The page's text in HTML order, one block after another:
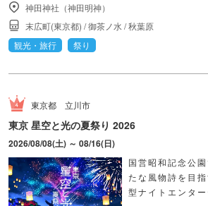
神田神社（神田明神）
末広町(東京都) /御茶ノ水 /秋葉原
観光・旅行
祭り
東京都 立川市
東京 星空と光の夏祭り 2026
2026/08/08(土) ～ 08/16(日)
国営昭和記念公
たな風物詩を目
型ナイトエンタ